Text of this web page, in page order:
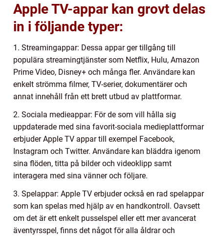
Apple TV-appar kan grovt delas
in i följande typer:
1. Streamingappar: Dessa appar ger tillgång till
populära streamingtjänster som Netflix, Hulu, Amazon
Prime Video, Disney+ och många fler. Användare kan
enkelt strömma filmer, TV-serier, dokumentärer och
annat innehåll från ett brett utbud av plattformar.
2. Sociala medieappar: För de som vill hålla sig
uppdaterade med sina favorit-sociala medieplattformar
erbjuder Apple TV appar till exempel Facebook,
Instagram och Twitter. Användare kan bläddra igenom
sina flöden, titta på bilder och videoklipp samt
interagera med sina vänner och följare.
3. Spelappar: Apple TV erbjuder också en rad spelappar
som kan spelas med hjälp av en handkontroll. Oavsett
om det är ett enkelt pusselspel eller ett mer avancerat
äventyrsspel, finns det något för alla åldrar och